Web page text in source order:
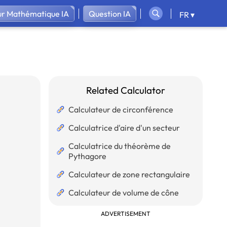
Mathématique IA Question IA FR ▾
Related Calculator
Calculateur de circonférence
Calculatrice d'aire d'un secteur
Calculatrice du théorème de
Pythagore
Calculateur de zone rectangulaire
Calculateur de volume de cône
ADVERTISEMENT